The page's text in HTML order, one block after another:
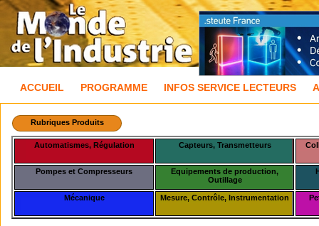
ACCUEIL PROGRAMME INFOS SERVICE LECTEURS
Rubriques Produits
Automatismes, Régulation Capteurs, Transmetteurs
Pompes et Compresseurs
Equipements de production,
Outillage
Mécanique Mesure, Contrôle, Instrumentation